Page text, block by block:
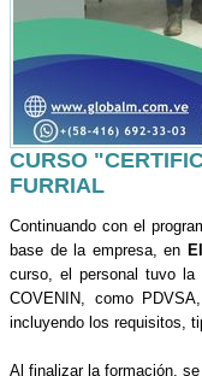
CURSO
FURRIAL
Continuando con el
base de la empresa, en
curso, el personal tuvo la
COVENIN, como
incluyendo los requisitos,
Al finalizar la formación,